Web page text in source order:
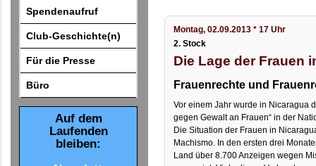
Spendenaufruf
Club-Geschichte(n)
Für die Presse
Büro
Auf dem
Laufenden
bleiben:
Montag, 02.09.2013 * 17 Uhr
2. Stock
Die Lage der Frauen
Frauenrechte und
Vor einem Jahr wurde in Nicaragua
gegen Gewalt an Frauen“ in der
Die Situation der Frauen in
Machismo. In den ersten drei
Land über 8.700 Anzeigen wegen